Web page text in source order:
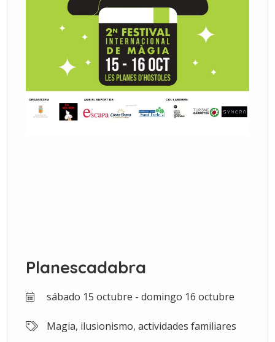
Planescadabra
sábado 15 octubre - domingo 16 octubre
Magia, ilusionismo, actividades familiares